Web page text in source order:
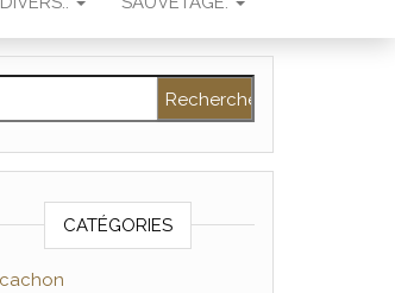
CATÉGORIES